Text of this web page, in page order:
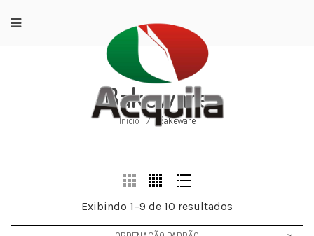
Bakeware
Início / Bakeware
Exibindo 1–9 de 10 resultados